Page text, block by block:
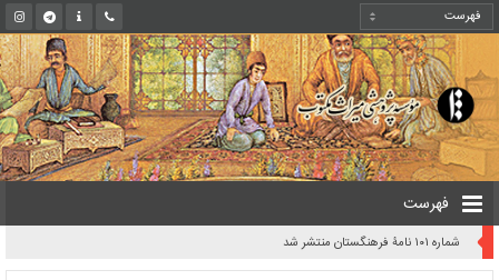
فهرست
شماره ۱۰۱ نامۀ فرهنگستان منتشر شد